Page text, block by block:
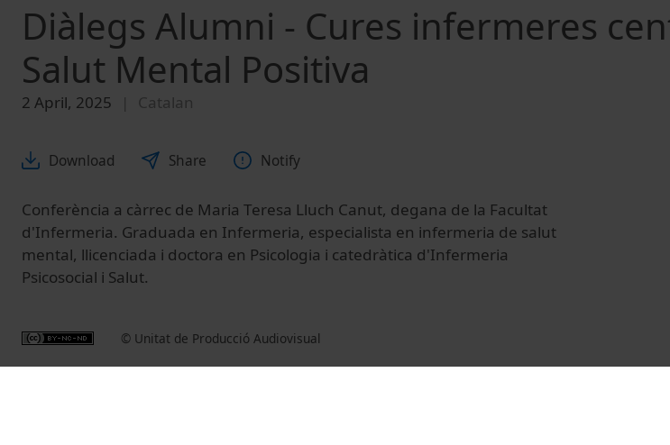
Diàlegs Alumni - Cures infermeres
Salut Mental Positiva
2 April, 2025 Catalan
Download Share Notify
Conferència a càrrec de Maria Teresa Lluch Canut, degana de la Facultat
d'Infermeria. Graduada en Infermeria, especialista en infermeria de salut
mental, llicenciada i doctora en Psicologia i catedràtica d'Infermeria
Psicosocial i Salut.
© Unitat de Producció Audiovisual